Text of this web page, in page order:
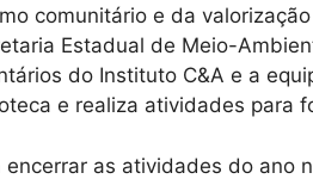
comunitário e da
Estadual de Meio-
do Instituto C&A e a
e realiza atividades para
encerrar as atividades do ano